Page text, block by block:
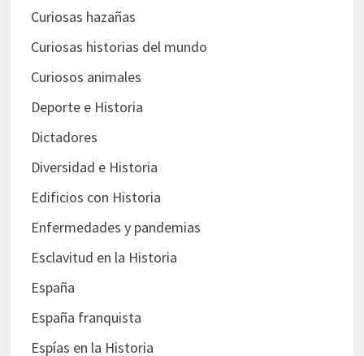
Curiosas hazañas
Curiosas historias del mundo
Curiosos animales
Deporte e Historia
Dictadores
Diversidad e Historia
Edificios con Historia
Enfermedades y pandemias
Esclavitud en la Historia
España
España franquista
Espías en la Historia